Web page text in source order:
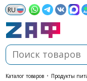
каталог товаров • Продукты